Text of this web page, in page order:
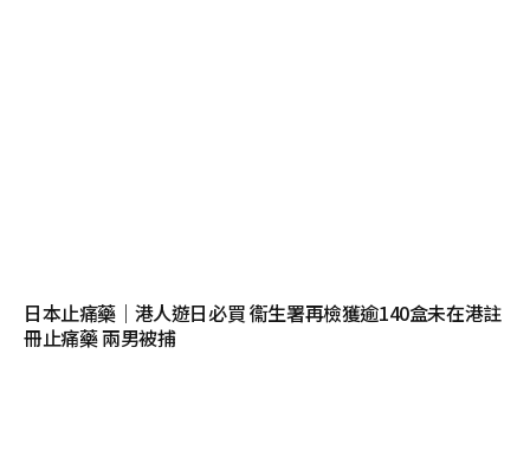
日本止痛藥｜港人遊日必買 衞生署再檢獲逾140盒未在港註
冊止痛藥 兩男被捕